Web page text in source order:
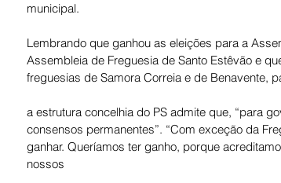
municipal.
Lembrando que ganhou as eleições para a
Assembleia de Freguesia de Santo Estêvão e
freguesias de Samora Correia e de Benavente,
a estrutura concelhia do PS admite que, “para
consensos permanentes”. “Com exceção da
ganhar. Queríamos ter ganho, porque
nossos